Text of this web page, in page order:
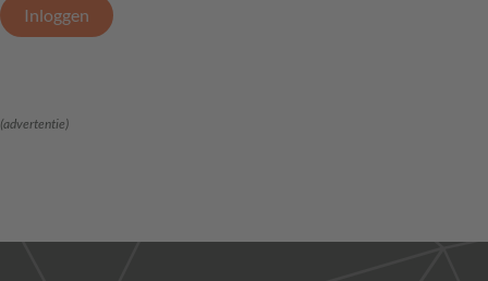
Inloggen
(advertentie)